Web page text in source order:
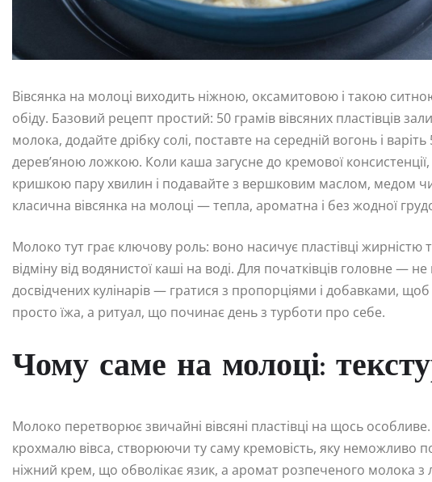
Вівсянка на молоці виходить ніжною, оксамитовою і такою
обіду. Базовий рецепт простий: 50 грамів вівсяних пластівців
молока, додайте дрібку солі, поставте на середній вогонь і
дерев’яною ложкою. Коли каша загусне до кремової консистенції,
кришкою пару хвилин і подавайте з вершковим маслом, медом
класична вівсянка на молоці — тепла, ароматна і без жодної
Молоко тут грає ключову роль: воно насичує пластівці жирністю
відміну від водянистої каші на воді. Для початківців головне —
досвідчених кулінарів — гратися з пропорціями і добавками,
просто їжа, а ритуал, що починає день з турботи про себе.
Чому саме на молоці:
Молоко перетворює звичайні вівсяні пластівці на щось
крохмалю вівса, створюючи ту саму кремовість, яку неможливо
ніжний крем, що обволікає язик, а аромат розпеченого молока з